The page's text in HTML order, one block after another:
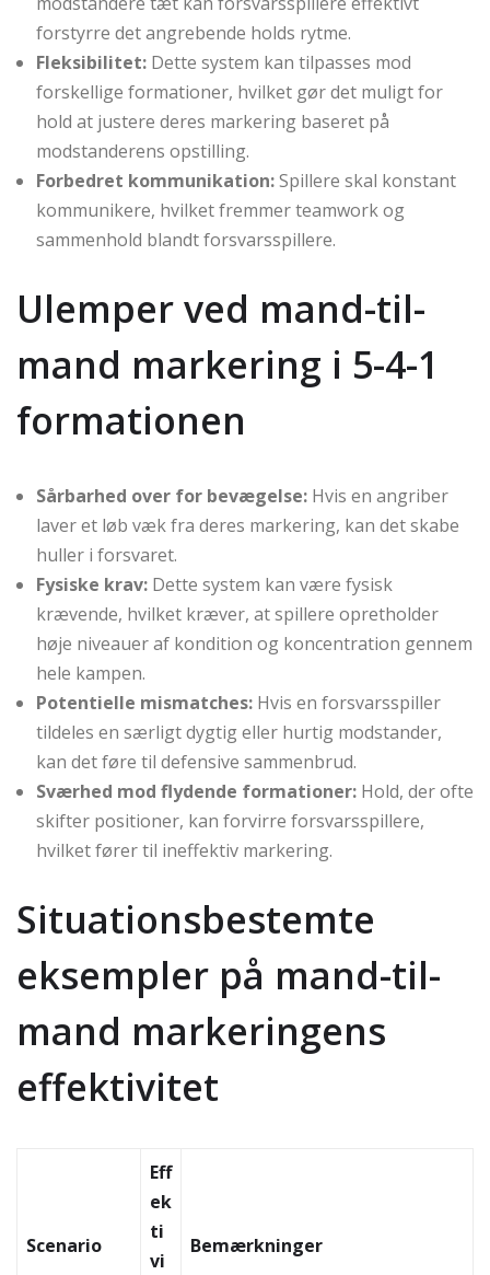
forstyrre det angrebende holds rytme.
Fleksibilitet: Dette system kan tilpasses mod
forskellige formationer, hvilket gør det muligt for
hold at justere deres markering baseret på
modstanderens opstilling.
Forbedret kommunikation:Spillere skal konstant
kommunikere, hvilket fremmer teamwork og
sammenhold blandt forsvarsspillere.
Ulemper ved mand-til-
mand markering i 5-4-1
formationen
Sårbarhed over for bevægelse: Hvis en angriber
laver et løb væk fra deres markering, kan det skabe
huller i forsvaret.
Fysiske krav: Dette system kan være fysisk
krævende, hvilket kræver, at spillere opretholder
høje niveauer af kondition og koncentration gennem
hele kampen.
Potentielle mismatches: Hvis en forsvarsspiller
tildeles en særligt dygtig eller hurtig modstander,
kan det føre til defensive sammenbrud.
Sværhed mod flydende formationer: Hold, der ofte
skifter positioner, kan forvirre forsvarsspillere,
hvilket fører til ineffektiv markering.
Situationsbestemte
eksempler på mand-til-
mand markeringens
effektivitet
Scenario
Eff
ek
ti
vi
Bemærkninger